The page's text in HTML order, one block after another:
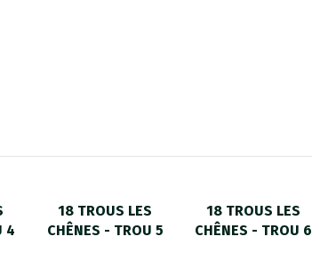
4
18 TROUS LES
CHÊNES - TROU 5
18 TROUS LES
CHÊNES - TROU 6